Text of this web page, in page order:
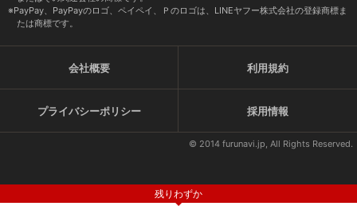
残りわずか
PayPay、PayPayのロゴ、ペイペイ、Ｐのロゴは、LINEヤフー株式会社の登録商標ま
たは商標です。
会社概要 利用規約
プライバシーポリシー 採用情報
© 2014 furunavi.jp, All Rights Reserved.